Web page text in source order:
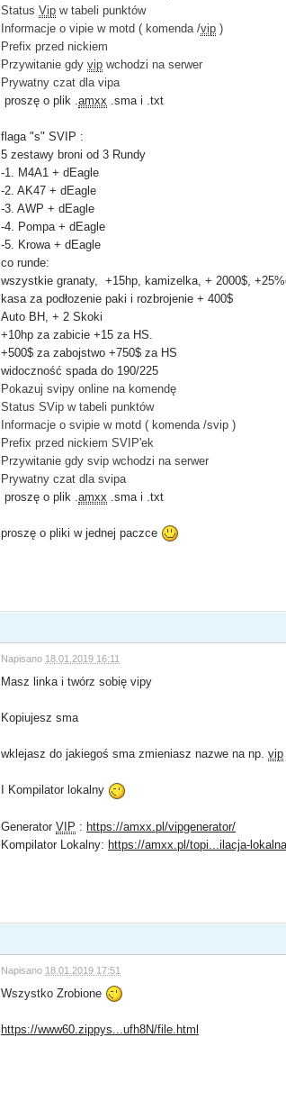
StatusVip w tabeli punktów
Informacje o vipie w motd ( komenda /vip )
Prefix przed nickiem
Przywitanie gdyvip wchodzi na serwer
Prywatny czat dla vipa
proszę o plik .amxx .sma i .txt
flaga "s" SVIP :
5 zestawy broni od 3 Rundy
-1. M4A1 + dEagle
-2. AK47 + dEagle
-3. AWP + dEagle
-4. Pompa + dEagle
-5. Krowa + dEagle
co runde:
wszystkie granaty, +15hp, kamizelka, + 2000$,
kasa za podłozenie paki i rozbrojenie + 400$
Auto BH, + 2 Skoki
+10hp za zabicie +15 za HS.
+500$ za zabojstwo +750$ za HS
widoczność spada do 190/225
Pokazuj svipy online na komendę
Status SVip w tabeli punktów
Informacje o svipie w motd ( komenda /svip )
Prefix przed nickiem SVIP'ek
Przywitanie gdy svip wchodzi na serwer
Prywatny czat dla svipa
proszę o plik .amxx .sma i .txt
proszę o pliki w jednej paczce
Napisano 18.01.2019 16:11
Masz linka i twórz sobię vipy
Kopiujesz sma
wklejasz do jakiegoś sma zmieniasz nazwe na np.vip
I Kompilator lokalny
GeneratorVIP : https://amxx.pl/vipgenerator/
Kompilator Lokalny: https://amxx.pl/topi...ilacja-
Napisano 18.01.2019 17:51
Wszystko Zrobione
https://www60.zippys...ufh8N/file.html